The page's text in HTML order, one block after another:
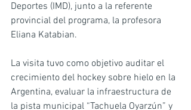
Deportes (IMD), junto a la referente
provincial del programa, la profesora
Eliana Katabian.
La visita tuvo como objetivo auditar el
crecimiento del hockey sobre hielo en la
Argentina, evaluar la infraestructura de
la pista municipal “Tachuela Oyarzún” y